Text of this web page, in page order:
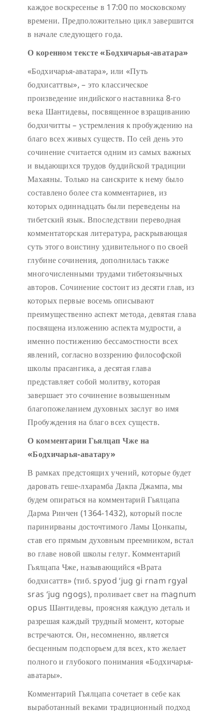
каждое воскресенье в 17:00 по московскому
времени. Предположительно цикл завершится
в начале следующего года.
О коренном тексте «Бодхичарья-аватара»
«Бодхичарья-аватара», или «Путь
бодхисаттвы», – это классическое
произведение индийского наставника 8-го
века Шантидевы, посвященное взращиванию
бодхичитты – устремления к пробуждению на
благо всех живых существ. По сей день это
сочинение считается одним из самых важных
и выдающихся трудов буддийской традиции
Махаяны. Только на санскрите к нему было
составлено более ста комментариев, из
которых одиннадцать были переведены на
тибетский язык. Впоследствии переводная
комментаторская литература, раскрывающая
суть этого воистину удивительного по своей
глубине сочинения, дополнилась также
многочисленными трудами тибетоязычных
авторов. Сочинение состоит из десяти глав, из
которых первые восемь описывают
преимущественно аспект метода, девятая глава
посвящена изложению аспекта мудрости, а
именно постижению бессамостности всех
явлений, согласно воззрению философской
школы прасангика, а десятая глава
представляет собой молитву, которая
завершает это сочинение возвышенным
благопожеланием духовных заслуг во имя
Пробуждения на благо всех существ.
О комментарии Гьялцап Чже на
«Бодхичарья-аватару»
В рамках предстоящих учений, которые будет
даровать геше-лхарамба Дакпа Джампа, мы
будем опираться на комментарий Гьялцапа
Дарма Ринчен (1364-1432), который после
паринирваны досточтимого Ламы Цонкапы,
став его прямым духовным преемником, встал
во главе новой школы гелуг. Комментарий
Гьялцапа Чже, называющийся «Врата
бодхисаттв» (тиб. spyod ‘jug gi rnam rgyal
sras ‘jug ngogs), проливает свет на magnum
opus Шантидевы, проясняя каждую деталь и
разрешая каждый трудный момент, которые
встречаются. Он, несомненно, является
бесценным подспорьем для всех, кто желает
полного и глубокого понимания «Бодхичарья-
аватары».
Комментарий Гьялцапа сочетает в себе как
выработанный веками традиционный подход